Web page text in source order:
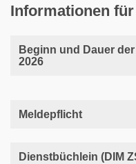
Informationen
Beginn und Dauer
2026
Meldepflicht
Dienstbüchlein (DIM